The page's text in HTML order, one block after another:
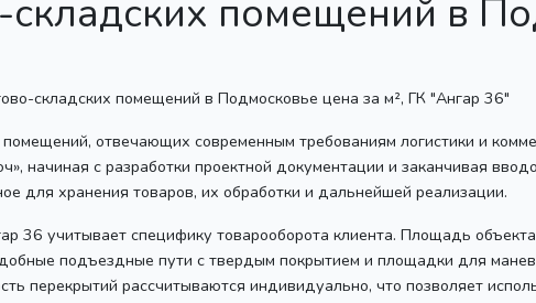
складских помещений в
отвечающих современным требованиям логистики и
начиная с разработки проектной документации и заканчивая
для хранения товаров, их обработки и дальнейшей реализации.
36 учитывает специфику товарооборота клиента. Площадь
подъездные пути с твердым покрытием и площадки для
перекрытий рассчитываются индивидуально, что позволяет